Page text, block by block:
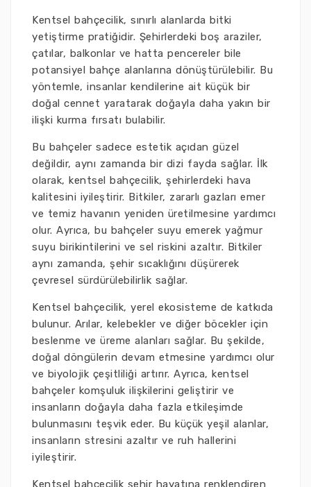
Kentsel bahçecilik, sınırlı alanlarda bitki
yetiştirme pratiğidir. Şehirlerdeki boş araziler,
çatılar, balkonlar ve hatta pencereler bile
potansiyel bahçe alanlarına dönüştürülebilir. Bu
yöntemle, insanlar kendilerine ait küçük bir
doğal cennet yaratarak doğayla daha yakın bir
ilişki kurma fırsatı bulabilir.
Bu bahçeler sadece estetik açıdan güzel
değildir, aynı zamanda bir dizi fayda sağlar. İlk
olarak, kentsel bahçecilik, şehirlerdeki hava
kalitesini iyileştirir. Bitkiler, zararlı gazları emer
ve temiz havanın yeniden üretilmesine yardımcı
olur. Ayrıca, bu bahçeler suyu emerek yağmur
suyu birikintilerini ve sel riskini azaltır. Bitkiler
aynı zamanda, şehir sıcaklığını düşürerek
çevresel sürdürülebilirlik sağlar.
Kentsel bahçecilik, yerel ekosisteme de katkıda
bulunur. Arılar, kelebekler ve diğer böcekler için
beslenme ve üreme alanları sağlar. Bu şekilde,
doğal döngülerin devam etmesine yardımcı olur
ve biyolojik çeşitliliği artırır. Ayrıca, kentsel
bahçeler komşuluk ilişkilerini geliştirir ve
insanların doğayla daha fazla etkileşimde
bulunmasını teşvik eder. Bu küçük yeşil alanlar,
insanların stresini azaltır ve ruh hallerini
iyileştirir.
Kentsel bahçecilik şehir hayatına renklendiren